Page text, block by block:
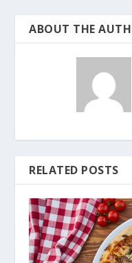
ABOUT THE
RELATED POSTS